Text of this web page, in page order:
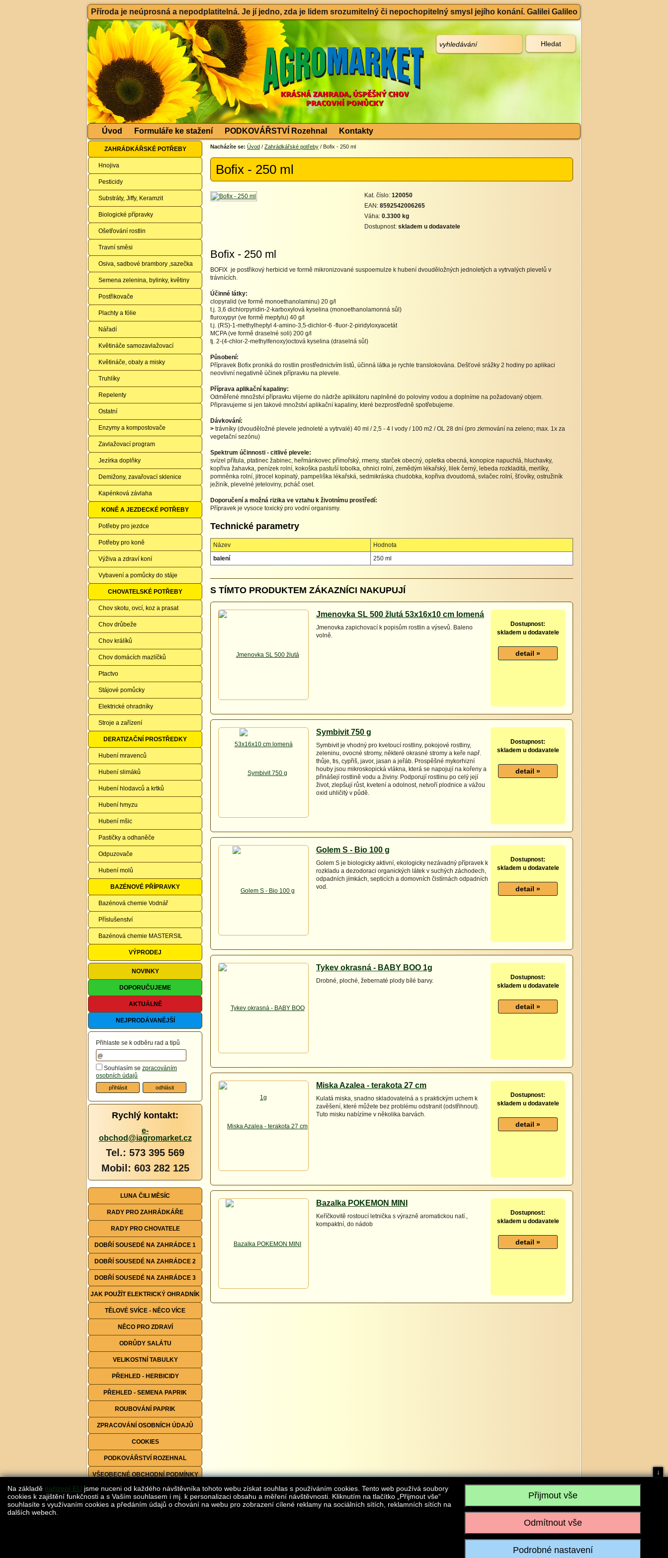
Příroda je neúprosná a nepodplatitelná. Je jí jedno, zda je lidem srozumitelný či nepochopitelný smysl jejího konání. Galilei Galileo
Úvod Formuláře ke stažení PODKOVÁŘSTVÍ Rozehnal Kontakty
ZAHRÁDKÁŘSKÉ POTŘEBY
Hnojiva
Pesticidy
Substráty, Jiffy, Keramzit
Biologické přípravky
Ošetřování rostlin
Travní směsi
Osiva, sadbové brambory ,sazečka
Semena zelenina, bylinky, květiny
Postřikovače
Plachty a fólie
Nářadí
Květináče samozavlažovací
Květináče, obaly a misky
Truhlíky
Repelenty
Ostatní
Enzymy a kompostovače
Zavlažovací program
Jezírka doplňky
Demižony, zavařovací sklenice
Kapénková závlaha
KONĚ A JEZDECKÉ POTŘEBY
Potřeby pro jezdce
Potřeby pro koně
Výživa a zdraví koní
Vybavení a pomůcky do stáje
CHOVATELSKÉ POTŘEBY
Chov skotu, ovcí, koz a prasat
Chov drůbeže
Chov králíků
Chov domácích mazlíčků
Ptactvo
Stájové pomůcky
Elektrické ohradníky
Stroje a zařízení
DERATIZAČNÍ PROSTŘEDKY
Hubení mravenců
Hubení slimáků
Hubení hlodavců a krtků
Hubení hmyzu
Hubení mšic
Pastičky a odhaněče
Odpuzovače
Hubení molů
BAZÉNOVÉ PŘÍPRAVKY
Bazénová chemie Vodnář
Příslušenství
Bazénová chemie MASTERSIL
VÝPRODEJ
NOVINKY
DOPORUČUJEME
AKTUÁLNĚ
NEJPRODÁVANĚJŠÍ
Přihlaste se k odběru rad a tipů
Souhlasím se zpracováním
osobních údajů
Rychlý kontakt:
e-
obchod@iagromarket.cz
Tel.: 573 395 569
Mobil: 603 282 125
LUNA ČILI MĚSÍC
RADY PRO ZAHRÁDKÁŘE
RADY PRO CHOVATELE
DOBŘÍ SOUSEDÉ NA ZAHRÁDCE 1
DOBŘÍ SOUSEDÉ NA ZAHRÁDCE 2
DOBŘÍ SOUSEDÉ NA ZAHRÁDCE 3
JAK POUŽÍT ELEKTRICKÝ OHRADNÍK
TĚLOVÉ SVÍCE - NĚCO VÍCE
NĚCO PRO ZDRAVÍ
ODRŮDY SALÁTU
VELIKOSTNÍ TABULKY
PŘEHLED - HERBICIDY
PŘEHLED - SEMENA PAPRIK
ROUBOVÁNÍ PAPRIK
ZPRACOVÁNÍ OSOBNÍCH ÚDAJŮ
COOKIES
PODKOVÁŘSTVÍ ROZEHNAL
VŠEOBECNÉ OBCHODNÍ PODMÍNKY
FORMULÁŘE KE STAŽENÍ
Nacházíte se: Úvod / Zahrádkářské potřeby / Bofix - 250 ml
Bofix - 250 ml
Kat. číslo: 120050
EAN: 8592542006265
Váha: 0.3300 kg
Dostupnost: skladem u dodavatele
Bofix - 250 ml
BOFIX je postřikový herbicid ve formě mikronizované suspoemulze k hubení dvouděložných jednoletých a vytrvalých plevelů v
trávnících.
Účinné látky:
clopyralid (ve formě monoethanolaminu) 20 g/l
t.j. 3,6 dichlorpyridin-2-karboxylová kyselina (monoethanolamonná sůl)
fluroxypyr (ve formě meptylu) 40 g/l
t.j. (RS)-1-methylheptyl 4-amino-3,5-dichlor-6 -fluor-2-piridyloxyacetát
MCPA (ve formě draselné soli) 200 g/l
tj. 2-(4-chlor-2-methylfenoxy)octová kyselina (draselná sůl)
Působení:
Přípravek Bofix proniká do rostlin prostřednictvím listů, účinná látka je rychle translokována. Dešťové srážky 2 hodiny po aplikaci
neovlivní negativně účinek přípravku na plevele.
Příprava aplikační kapaliny:
Odměřené množství přípravku vlijeme do nádrže aplikátoru naplněné do poloviny vodou a doplníme na požadovaný objem.
Připravujeme si jen takové množství aplikační kapaliny, které bezprostředně spotřebujeme.
Dávkování:
> trávníky (dvouděložné plevele jednoleté a vytrvalé) 40 ml / 2,5 - 4 l vody / 100 m2 / OL 28 dní (pro zkrmování na zeleno; max. 1x za
vegetační sezónu)
Spektrum účinnosti - citlivé plevele:
svízel přítula, ptatinec žabinec, heřmánkovec přímořský, rmeny, starček obecný, opletka obecná, konopice napuchlá, hluchavky,
kopřiva žahavka, penízek rolní, kokoška pastuší tobolka, ohnici rolní, zemědým lékařský, lilek černý, lebeda rozkladitá, merlíky,
pomněnka rolní, jitrocel kopinatý, pampeliška lékařská, sedmikráska chudobka, kopřiva dvoudomá, svlačec rolní, šťovíky, ostružiník
ježiník, plevelné jeteloviny, pcháč oset.
Doporučení a možná rizika ve vztahu k životnímu prostředí:
Přípravek je vysoce toxický pro vodní organismy.
Technické parametry
Název
Hodnota
balení
250 ml
S TÍMTO PRODUKTEM ZÁKAZNÍCI NAKUPUJÍ
Jmenovka SL 500 žlutá 53x16x10 cm lomená
Jmenovka zapichovací k popisům rostlin a výsevů. Baleno
volně.
Dostupnost:
skladem u dodavatele
Symbivit 750 g
Symbivit je vhodný pro kvetoucí rostliny, pokojové rostliny,
zeleninu, ovocné stromy, některé okrasné stromy a keře např.
thůje, tis, cypřiš, javor, jasan a jeřáb. Prospěšné mykorhizní
houby jsou mikroskopická vlákna, která se napojují na kořeny a
přinášejí rostlině vodu a živiny. Podporují rostlinu po celý její
život, zlepšují růst, kvetení a odolnost, netvoří plodnice a vážou
oxid uhličitý v půdě.
Dostupnost:
skladem u dodavatele
Golem S - Bio 100 g
Golem S je biologicky aktivní, ekologicky nezávadný přípravek k
rozkladu a dezodoraci organických látek v suchých záchodech,
odpadních jímkách, septicích a domovních čistírnách odpadních
vod.
Dostupnost:
skladem u dodavatele
Tykev okrasná - BABY BOO 1g
Drobné, ploché, žebernaté plody bílé barvy.
Dostupnost:
skladem u dodavatele
Miska Azalea - terakota 27 cm
Kulatá miska, snadno skladovatelná a s praktickým uchem k
zavěšení, které můžete bez problému odstranit (odstřihnout).
Tuto misku nabízíme v několika barvách.
Dostupnost:
skladem u dodavatele
Bazalka POKEMON MINI
Keříčkovitě rostoucí letnička s výrazně aromatickou natí.,
kompaktní, do nádob
Dostupnost:
skladem u dodavatele
je AGROMARKET IRSI s.r.o., IČO: 28304845, se sídlem č.p. 17, 768 75 Loukov
Realizace:w-software.com
Na základě nařízení EU jsme nuceni od každého návštěvníka tohoto webu získat souhlas s používáním cookies. Tento web používá soubory
cookies k zajištění funkčnosti a s Vaším souhlasem i mj. k personalizaci obsahu a měření návštěvnosti. Kliknutím na tlačítko „Přijmout vše“
souhlasíte s využívaním cookies a předáním údajů o chování na webu pro zobrazení cílené reklamy na sociálních sítích, reklamních sítích na
dalších webech.
↓